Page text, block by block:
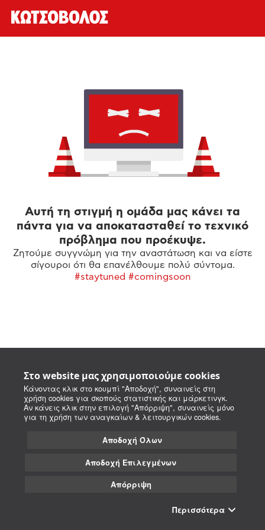
Στο website μας χρησιμοποιούμε cookies
Κάνοντας κλικ στο κουμπί "Αποδοχή", συναινείς στη
χρήση cookies για σκοπούς στατιστικής και μάρκετινγκ.
Αν κάνεις κλικ στην επιλογή "Απόρριψη", συναινείς μόνο
για τη χρήση των αναγκαίων & λειτουργικών cookies.
Αποδοχή Όλων
Αποδοχή Επιλεγμένων
Απόρριψη
Περισσότερα
Αυτή τη στιγμή η ομάδα μας κάνει τα
πάντα για να αποκατασταθεί το τεχνικό
πρόβλημα που προέκυψε.
Ζητούμε συγγνώμη για την αναστάτωση και να είστε
σίγουροι ότι θα επανέλθουμε πολύ σύντομα.
#staytuned #comingsoon